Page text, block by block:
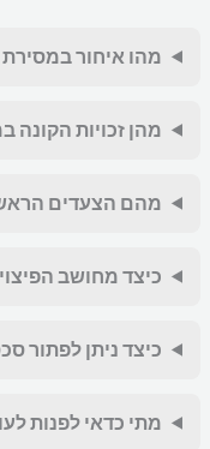
מהו איחור במסירת
מהן זכויות הקונה
מהם הצעדים
כיצד מחושב הפיצוי
כיצד ניתן לפתור
מתי כדאי לפנות